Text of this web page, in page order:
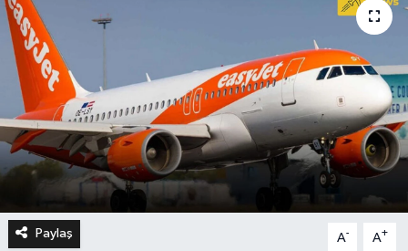
Paylaş A- A+